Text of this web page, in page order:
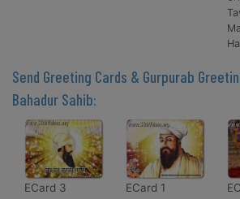
Send Greeting Cards & Gurpurab
Bahadur Sahib:
ECard 3 ECard 1